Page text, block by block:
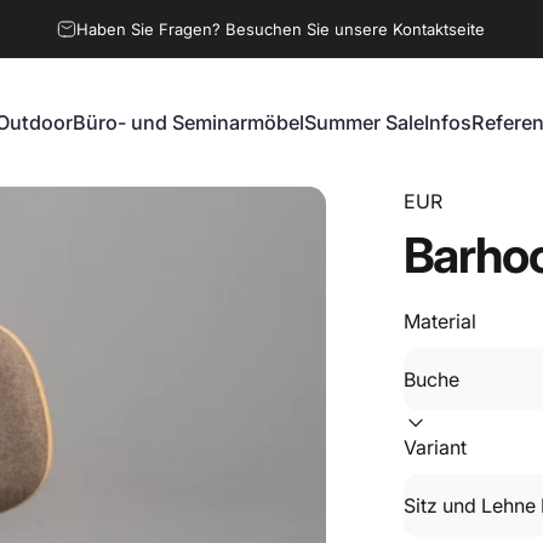
Haben Sie Fragen? Besuchen Sie unsere Kontaktseite
Büro- und SeminarmöbelSummer SaleInfos
EUR
Material
Variant